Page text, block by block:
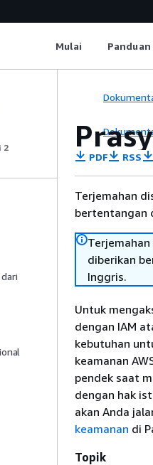
Mulai
2
PDF RSS
Terjemahan
bertentangan
diberikan
Inggris.
Untuk
dengan IAM
kebutuhan
keamanan
pendek saat
dengan hak
akan Anda
keamanan di
Topik